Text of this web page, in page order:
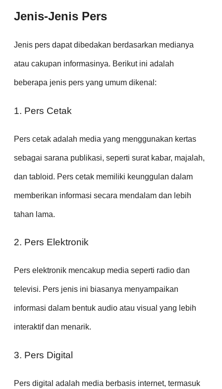
Jenis-Jenis Pers
Jenis pers dapat dibedakan berdasarkan medianya
atau cakupan informasinya. Berikut ini adalah
beberapa jenis pers yang umum dikenal:
1. Pers Cetak
Pers cetak adalah media yang menggunakan kertas
sebagai sarana publikasi, seperti surat kabar, majalah,
dan tabloid. Pers cetak memiliki keunggulan dalam
memberikan informasi secara mendalam dan lebih
tahan lama.
2. Pers Elektronik
Pers elektronik mencakup media seperti radio dan
televisi. Pers jenis ini biasanya menyampaikan
informasi dalam bentuk audio atau visual yang lebih
interaktif dan menarik.
3. Pers Digital
Pers digital adalah media berbasis internet, termasuk